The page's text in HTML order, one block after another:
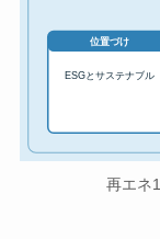
位置づけ
ESGとサステナブル
再エネ